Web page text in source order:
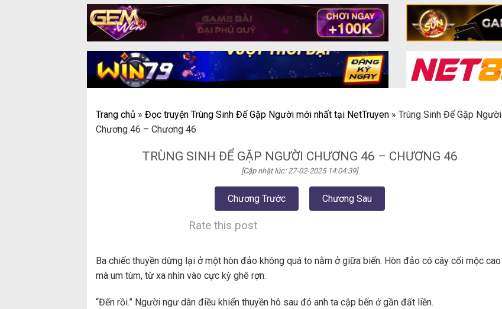
Trang chủ » Đọc truyện Trùng Sinh Để Gặp Người mới nhất tại NetTruyen » Trùng Sinh Để Gặp Người
Chương 46 – Chương 46
TRÙNG SINH ĐỂ GẶP NGƯỜI CHƯƠNG 46 – CHƯƠNG 46
[Cập nhật lúc: 27-02-2025 14:04:39]
Chương Trước Chương Sau
Rate this post
Ba chiếc thuyền dừng lại ở một hòn đảo không quá to nằm ở giữa biển. Hòn đảo có cây cối mộc cao
mà um tùm, từ xa nhìn vào cực kỳ ghê rợn.
“Đến rồi.” Người ngư dân điều khiển thuyền hô sau đó anh ta cập bến ở gần đất liền.